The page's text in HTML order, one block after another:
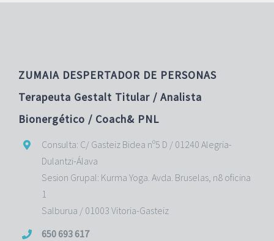
ZUMAIA DESPERTADOR DE PERSONAS
Terapeuta Gestalt Titular / Analista
Bionergético / Coach& PNL
Consulta: C/ Gasteiz Bidea nº5 D / 01240 Alegria-
Dulantzi-Álava
Sesion Grupal: Kurma Yoga. Avda. Bruselas, n8 oficina
1
Salburua / 01003 Vitoria-Gasteiz
650 693 617